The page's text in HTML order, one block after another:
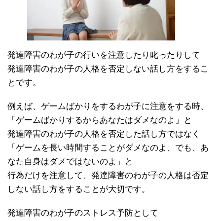
発達障害のわが子の行いを注意したり叱ったりして
発達障害のわが子の人格を否定しない話し方をするこ
とです。
例えば、ゲームばかりをするわが子に注意をする時、
「ゲームばかりするからあなたはダメなのよ」と
発達障害のわが子の人格を否定した話し方ではなく
「ゲームを長い時間することがダメなのよ、でも、あ
なた自身はダメではないのよ」と
行為だけを注意して、発達障害のわが子の人格は否定
しない話し方をすることが大切です。
発達障害のわが子のストレス予防として